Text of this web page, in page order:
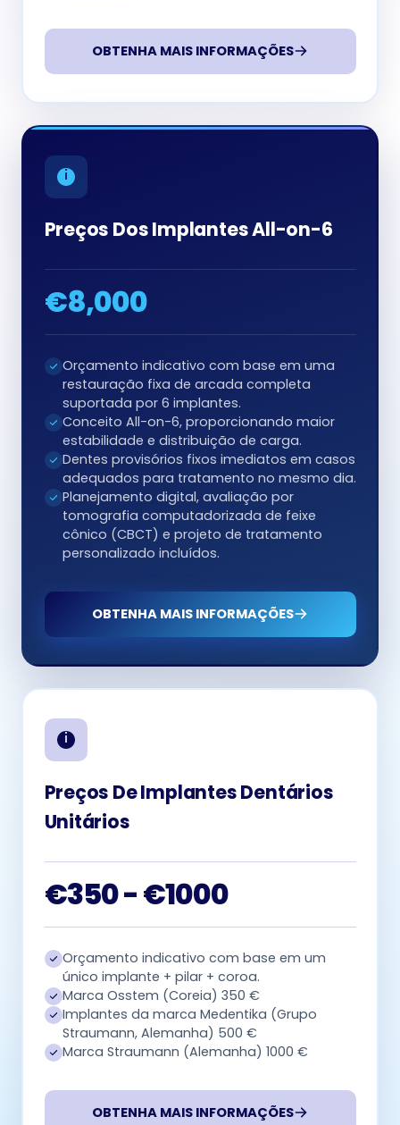
OBTENHA MAIS INFORMAÇÕES
Preços Dos Implantes All-on-6
€8,000
Orçamento indicativo com base em uma
restauração fixa de arcada completa
suportada por 6 implantes.
Conceito All-on-6, proporcionando maior
estabilidade e distribuição de carga.
Dentes provisórios fixos imediatos em casos
adequados para tratamento no mesmo dia.
Planejamento digital, avaliação por
tomografia computadorizada de feixe
cônico (CBCT) e projeto de tratamento
personalizado incluídos.
OBTENHA MAIS INFORMAÇÕES
Preços De Implantes Dentários
Unitários
€350 - €1000
Orçamento indicativo com base em um
único implante + pilar + coroa.
Marca Osstem (Coreia) 350 €
Implantes da marca Medentika (Grupo
Straumann, Alemanha) 500 €
Marca Straumann (Alemanha) 1000 €
OBTENHA MAIS INFORMAÇÕES